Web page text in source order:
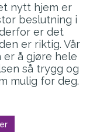
nytt hjem er
beslutning i
er det
er riktig. Vår
er å gjøre hele
så trygg og
mulig for deg.